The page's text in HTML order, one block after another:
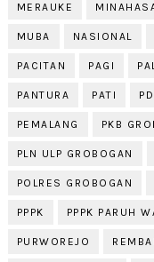
MERAUKE
MUBA NASIONAL
PACITAN PAGI
PANTURA PATI
PEMALANG PKB
PLN ULP GROBOGAN
POLRES GROBOGAN
PPPK PPPK PARUH
PURWOREJO